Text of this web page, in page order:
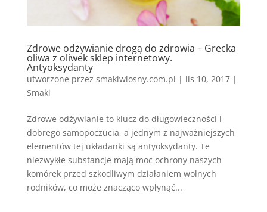
Zdrowe odżywianie drogą do zdrowia – Grecka
oliwa z oliwek sklep internetowy.
Antyoksydanty
utworzone przez smakiwiosny.com.pl | lis 10, 2017|
Smaki
Zdrowe odżywianie to klucz do długowieczności i
dobrego samopoczucia, a jednym z najważniejszych
elementów tej układanki są antyoksydanty. Te
niezwykłe substancje mają moc ochrony naszych
komórek przed szkodliwym działaniem wolnych
rodników, co może znacząco wpłynąć...